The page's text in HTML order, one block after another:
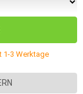
1-3 Werktage